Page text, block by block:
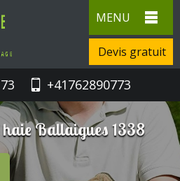
MENU
Devis gratuit
+41762890773
Ballaigues 1338